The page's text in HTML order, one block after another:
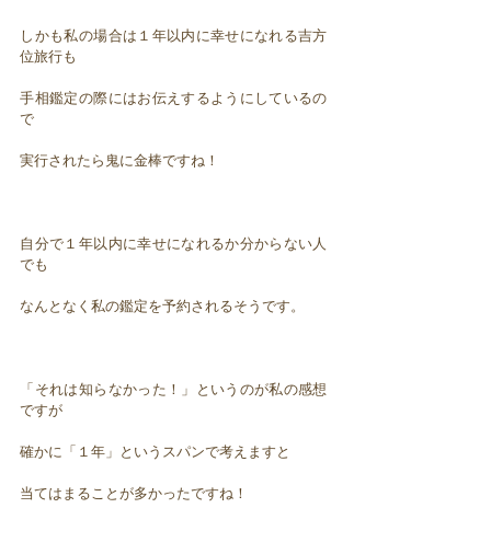
しかも私の場合は１年以内に幸せになれる吉方
位旅行も
手相鑑定の際にはお伝えするようにしているの
で
実行されたら鬼に金棒ですね！
自分で１年以内に幸せになれるか分からない人
でも
なんとなく私の鑑定を予約されるそうです。
「それは知らなかった！」というのが私の感想
ですが
確かに「１年」というスパンで考えますと
当てはまることが多かったですね！